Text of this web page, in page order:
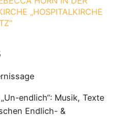
„HOSPITALKIRCHE
endlich“: Musik, Texte
Endlich- &